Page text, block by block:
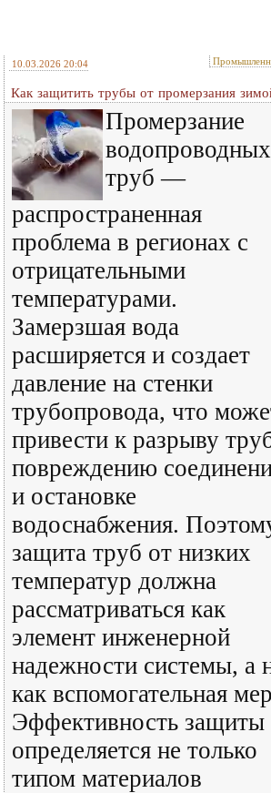
10.03.2026 20:04
Как защитить трубы от промерзания
Промерзание
водопроводных
труб —
распространенная
проблема в регионах с
отрицательными
температурами.
Замерзшая вода
расширяется и создает
давление на стенки
трубопровода, что
привести к разрыву
повреждению
и остановке
водоснабжения.
защита труб от низких
температур должна
рассматриваться как
элемент инженерной
надежности системы, а
как вспомогательная
Эффективность защиты
определяется не только
типом материалов